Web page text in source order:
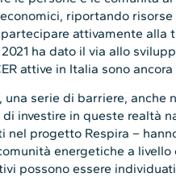
riportando
attivamente alla
ha dato il via allo
attive in Italia sono ancora
serie di barriere, anche
investire in queste realtà
progetto Respira –
energetiche a
possono essere